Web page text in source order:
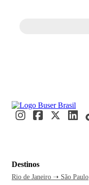
Destinos
Rio de Janeiro ➝ São Paulo